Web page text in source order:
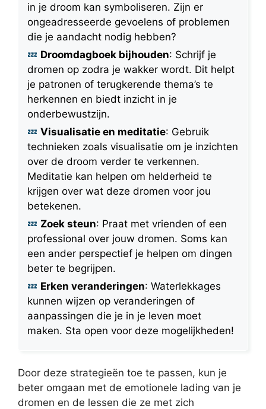
in je droom kan symboliseren. Zijn er
ongeadresseerde gevoelens of problemen
die je aandacht nodig hebben?
Droomdagboek bijhouden: Schrijf je
dromen op zodra je wakker wordt. Dit helpt
je patronen of terugkerende thema’s te
herkennen en biedt inzicht in je
onderbewustzijn.
Visualisatie en meditatie: Gebruik
technieken zoals visualisatie om je inzichten
over de droom verder te verkennen.
Meditatie kan helpen om helderheid te
krijgen over wat deze dromen voor jou
betekenen.
Zoek steun: Praat met vrienden of een
professional over jouw dromen. Soms kan
een ander perspectief je helpen om dingen
beter te begrijpen.
Erken veranderingen: Waterlekkages
kunnen wijzen op veranderingen of
aanpassingen die je in je leven moet
maken. Sta open voor deze mogelijkheden!
Door deze strategieën toe te passen, kun je
beter omgaan met de emotionele lading van je
dromen en de lessen die ze met zich